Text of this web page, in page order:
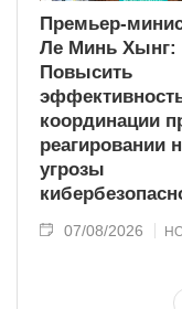
Премьер-
Ле Минь Хынг:
Повысить
координации
реагировании
угрозы
07/08/2026